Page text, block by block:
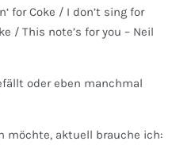
for Coke / I don’t sing for
/ This note’s for you – Neil
oder eben manchmal
möchte, aktuell brauche ich: